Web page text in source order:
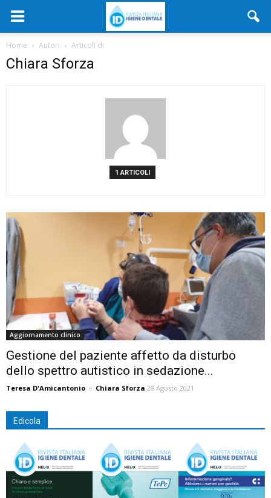
Home Autori Articoli di
Chiara Sforza
1 ARTICOLI
Aggiornamento clinico
Gestione del paziente affetto da disturbo
dello spettro autistico in sedazione...
Teresa D'Amicantonio e Chiara Sforza 28 Agosto 2021
Edicola